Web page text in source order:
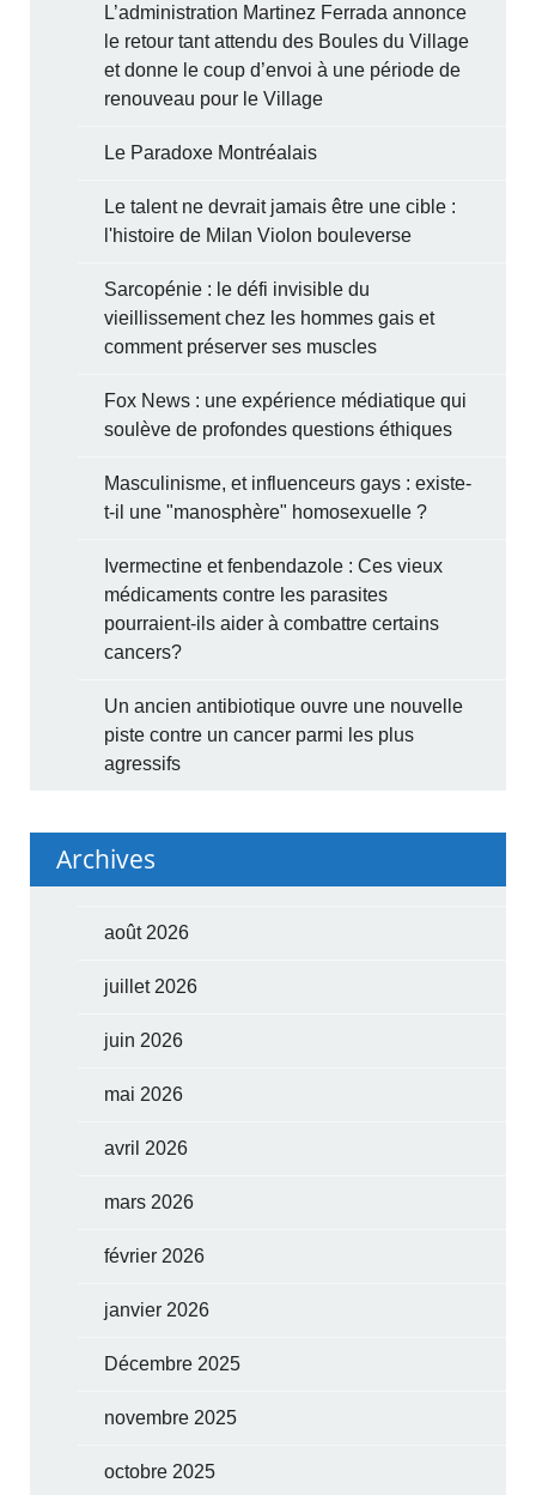
L’administration Martinez Ferrada annonce
le retour tant attendu des Boules du Village
et donne le coup d’envoi à une période de
renouveau pour le Village
Le Paradoxe Montréalais
Le talent ne devrait jamais être une cible :
l'histoire de Milan Violon bouleverse
Sarcopénie : le défi invisible du
vieillissement chez les hommes gais et
comment préserver ses muscles
Fox News : une expérience médiatique qui
soulève de profondes questions éthiques
Masculinisme, et influenceurs gays : existe-
t-il une "manosphère" homosexuelle ?
Ivermectine et fenbendazole : Ces vieux
médicaments contre les parasites
pourraient-ils aider à combattre certains
cancers?
Un ancien antibiotique ouvre une nouvelle
piste contre un cancer parmi les plus
agressifs
Archives
août 2026
juillet 2026
juin 2026
mai 2026
avril 2026
mars 2026
février 2026
janvier 2026
Décembre 2025
novembre 2025
octobre 2025